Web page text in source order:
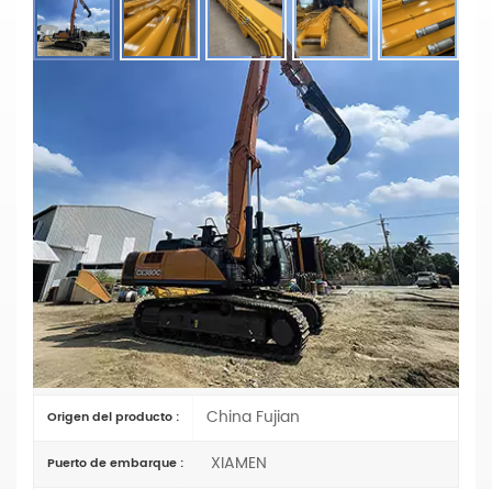
Brazo De Hinca De Pilotes
Personalizado Para Excavadora
CX380C | Accesorio De Pluma De
Martillo Vibratorio De Alta Resistencia
Materiales: Q355B
Parámetros principales
Artículo No : CX380C
Pago : TT
Origen del producto : China Fujian
Puerto de embarque : XIAMEN